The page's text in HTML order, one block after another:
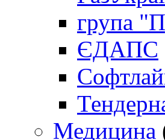
група
ЄДАПС
Медицина